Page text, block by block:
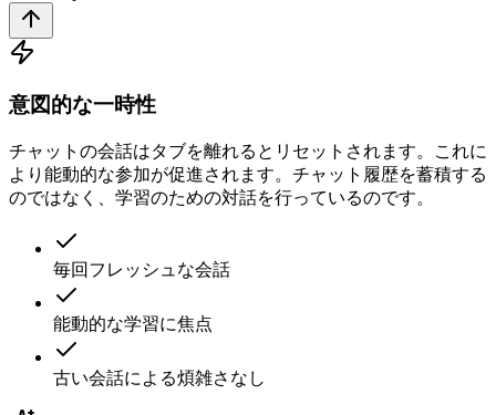
意図的な一時性
チャットの会話はタブを離れるとリセットされます。これに
より能動的な参加が促進されます。チャット履歴を蓄積する
のではなく、学習のための対話を行っているのです。
毎回フレッシュな会話
能動的な学習に焦点
古い会話による煩雑さなし